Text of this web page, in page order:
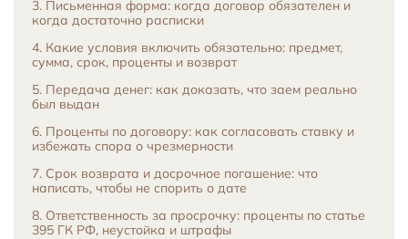
3. Письменная форма: когда договор обязателен и
когда достаточно расписки
4. Какие условия включить обязательно: предмет,
сумма, срок, проценты и возврат
5. Передача денег: как доказать, что заем реально
был выдан
6. Проценты по договору: как согласовать ставку и
избежать спора о чрезмерности
7. Срок возврата и досрочное погашение: что
написать, чтобы не спорить о дате
8. Ответственность за просрочку: проценты по статье
395 ГК РФ, неустойка и штрафы